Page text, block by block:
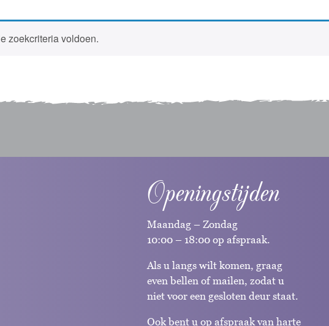
zoekcriteria voldoen.
Openingstijden
Maandag – Zondag
10:00 – 18:00 op afspraak.
Als u langs wilt komen, graag
even bellen of mailen, zodat u
niet voor een gesloten deur staat.
Ook bent u op afspraak van harte